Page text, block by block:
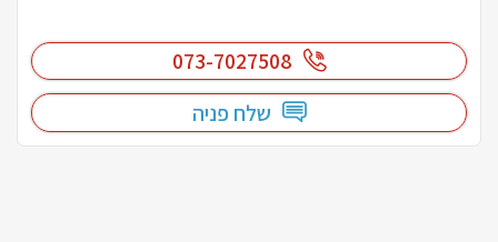
073-7027508
שלח פניה